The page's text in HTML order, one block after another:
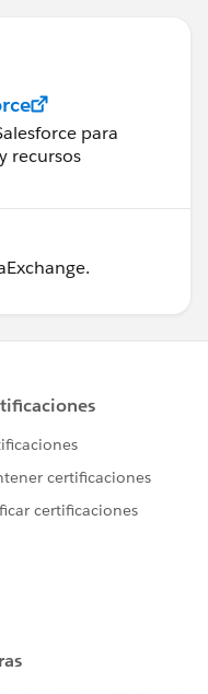
para
recursos